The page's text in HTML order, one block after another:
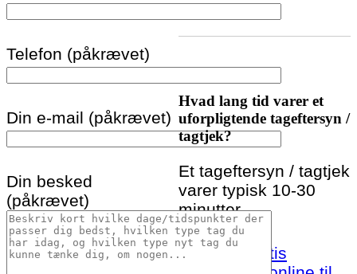
Telefon (påkrævet)
Din e-mail (påkrævet)
Din besked
(påkrævet)
Hvad lang tid varer et
uforpligtende tageftersyn /
tagtjek?
Et tageftersyn / tagtjek
varer typisk 10-30
minutter.
Bestil et gratis